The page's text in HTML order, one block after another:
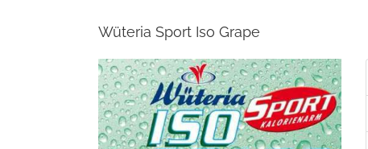
Wüteria Sport Iso Grape